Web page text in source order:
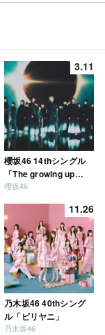
3.11
櫻坂46 14thシングル
「The growing up
train」
櫻坂46
11.26
乃木坂46 40thシング
ル「ビリヤニ」
乃木坂46